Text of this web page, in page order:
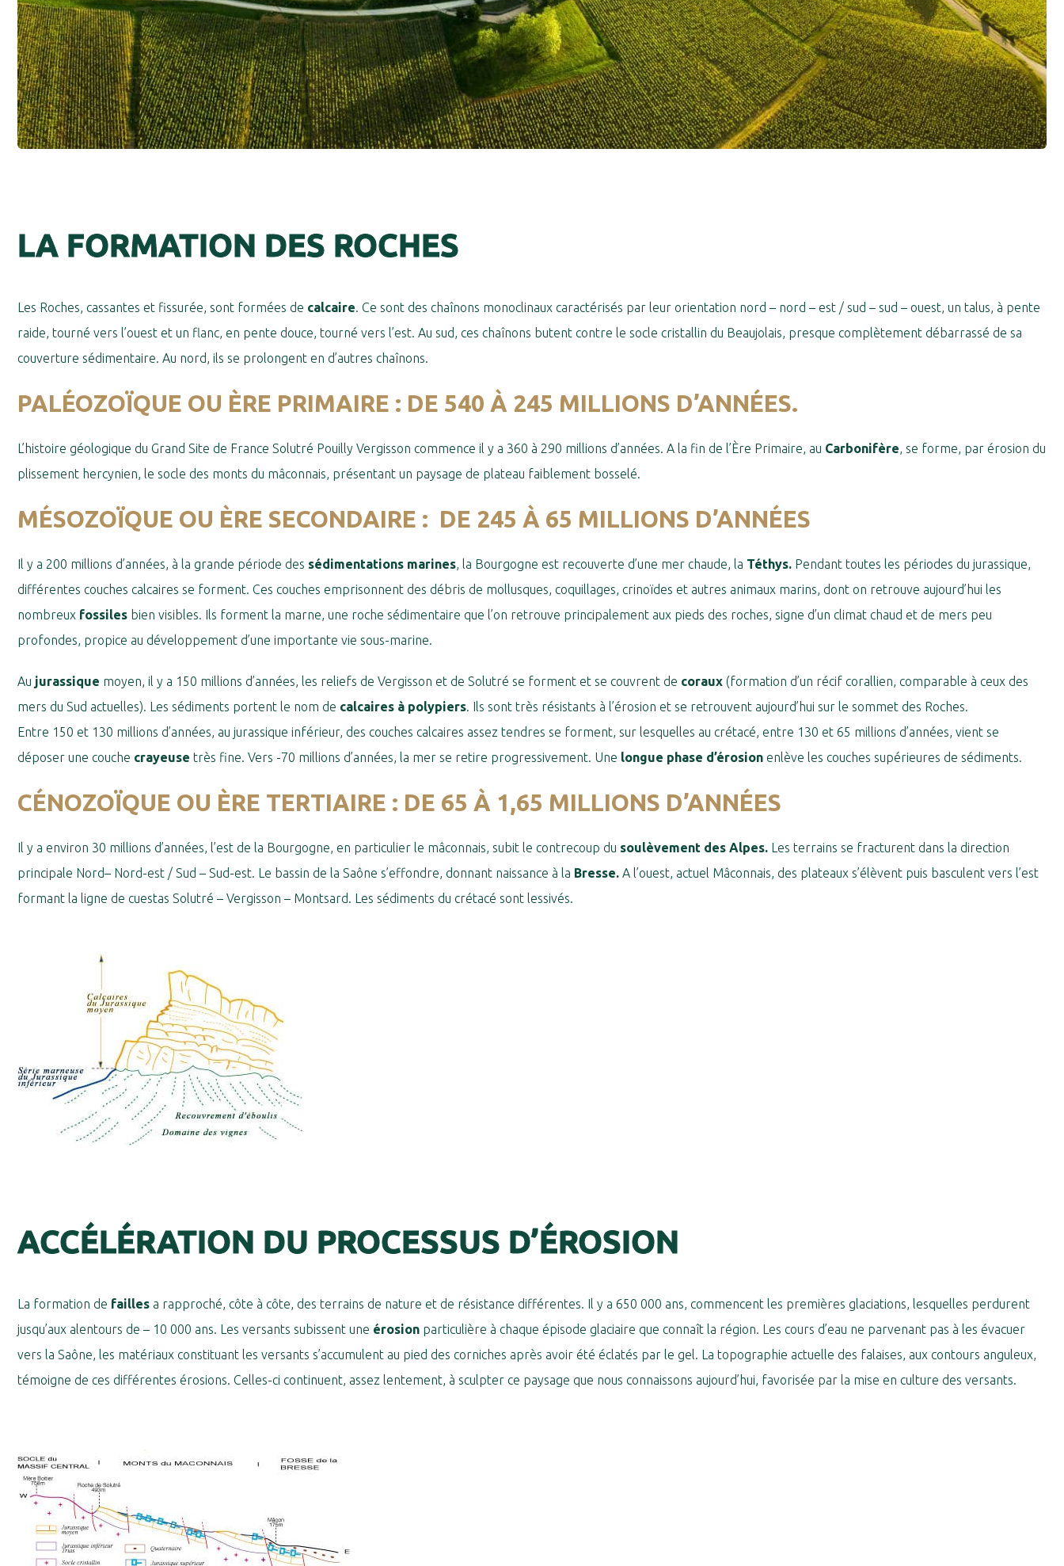
LA FORMATION DES ROCHES
Les Roches, cassantes et fissurée, sont formées de calcaire. Ce sont des chaînons monoclinaux caractérisés par leur orientation nord – nord – est / sud – sud – ouest, un talus, à pente
raide, tourné vers l’ouest et un flanc, en pente douce, tourné vers l’est. Au sud, ces chaînons butent contre le socle cristallin du Beaujolais, presque complètement débarrassé de sa
couverture sédimentaire. Au nord, ils se prolongent en d’autres chaînons.
PALÉOZOÏQUE OU ÈRE PRIMAIRE : DE 540 À 245 MILLIONS D’ANNÉES.
L’histoire géologique du Grand Site de France Solutré Pouilly Vergisson commence il y a 360 à 290 millions d’années. A la fin de l’Ère Primaire, au Carbonifère, se forme, par érosion du
plissement hercynien, le socle des monts du mâconnais, présentant un paysage de plateau faiblement bosselé.
MÉSOZOÏQUE OU ÈRE SECONDAIRE : DE 245 À 65 MILLIONS D’ANNÉES
Il y a 200 millions d’années, à la grande période des sédimentations marines, la Bourgogne est recouverte d’une mer chaude, la Téthys. Pendant toutes les périodes du jurassique,
différentes couches calcaires se forment. Ces couches emprisonnent des débris de mollusques, coquillages, crinoïdes et autres animaux marins, dont on retrouve aujourd’hui les
nombreux fossiles bien visibles. Ils forment la marne, une roche sédimentaire que l’on retrouve principalement aux pieds des roches, signe d’un climat chaud et de mers peu
profondes, propice au développement d’une importante vie sous-marine.
Au jurassique moyen, il y a 150 millions d’années, les reliefs de Vergisson et de Solutré se forment et se couvrent de coraux (formation d’un récif corallien, comparable à ceux des
mers du Sud actuelles). Les sédiments portent le nom de calcaires à polypiers. Ils sont très résistants à l’érosion et se retrouvent aujourd’hui sur le sommet des Roches.
Entre 150 et 130 millions d’années, au jurassique inférieur, des couches calcaires assez tendres se forment, sur lesquelles au crétacé, entre 130 et 65 millions d’années, vient se
déposer une couche crayeuse très fine. Vers -70 millions d’années, la mer se retire progressivement. Une longue phase d’érosion enlève les couches supérieures de sédiments.
CÉNOZOÏQUE OU ÈRE TERTIAIRE : DE 65 À 1,65 MILLIONS D’ANNÉES
Il y a environ 30 millions d’années, l’est de la Bourgogne, en particulier le mâconnais, subit le contrecoup du soulèvement des Alpes. Les terrains se fracturent dans la direction
principale Nord– Nord-est / Sud – Sud-est. Le bassin de la Saône s’effondre, donnant naissance à la Bresse. A l’ouest, actuel Mâconnais, des plateaux s’élèvent puis basculent vers l’est
formant la ligne de cuestas Solutré – Vergisson – Montsard. Les sédiments du crétacé sont lessivés.
ACCÉLÉRATION DU PROCESSUS D’ÉROSION
La formation de failles a rapproché, côte à côte, des terrains de nature et de résistance différentes. Il y a 650 000 ans, commencent les premières glaciations, lesquelles perdurent
jusqu’aux alentours de – 10 000 ans. Les versants subissent une érosion particulière à chaque épisode glaciaire que connaît la région. Les cours d’eau ne parvenant pas à les évacuer
vers la Saône, les matériaux constituant les versants s’accumulent au pied des corniches après avoir été éclatés par le gel. La topographie actuelle des falaises, aux contours anguleux,
témoigne de ces différentes érosions. Celles-ci continuent, assez lentement, à sculpter ce paysage que nous connaissons aujourd’hui, favorisée par la mise en culture des versants.